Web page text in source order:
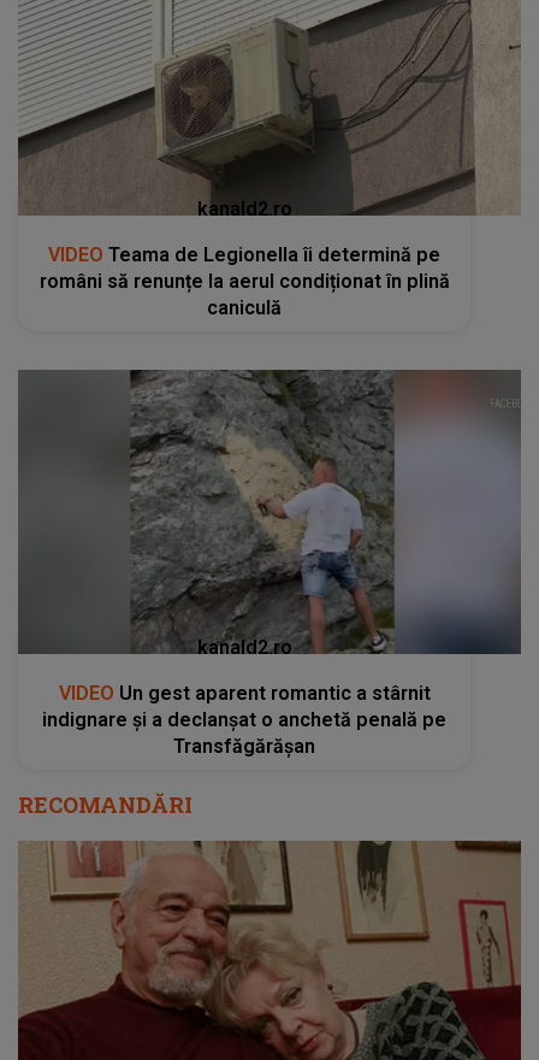
kanald2.ro
VIDEO Teama de Legionella îi determină pe
români să renunțe la aerul condiționat în plină
caniculă
kanald2.ro
VIDEO Un gest aparent romantic a stârnit
indignare și a declanșat o anchetă penală pe
Transfăgărășan
RECOMANDĂRI